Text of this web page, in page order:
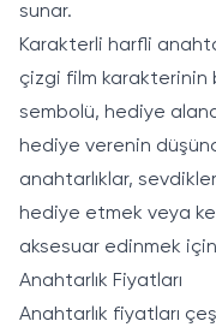
sunar.
Karakterli harfli
çizgi film karakterinin
sembolü, hediye
hediye verenin
anahtarlıklar,
hediye etmek veya
aksesuar edinmek
Anahtarlık Fiyatları
Anahtarlık fiyatları